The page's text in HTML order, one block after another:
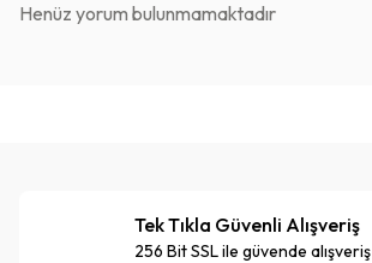
Henüz yorum bulunmamaktadır
Tek Tıkla Güvenli Alışveriş
256 Bit SSL ile güvende alışveriş